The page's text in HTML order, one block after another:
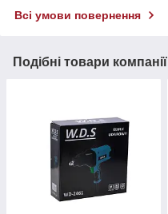
Всі умови повернення
Подібні товари компанії